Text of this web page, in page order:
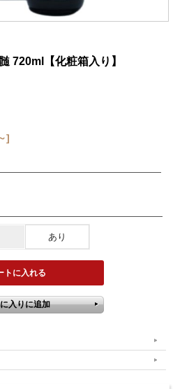
720ml【化粧箱入り】
]
あり